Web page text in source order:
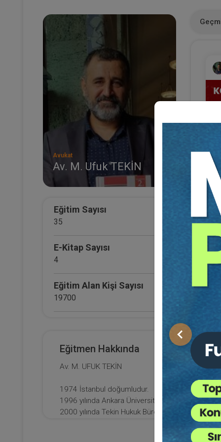
Önceki
Avukat
Av. M. Ufuk TEKİN
Eğitim Sayısı
35
E-Kitap Sayısı
4
Eğitim Alan Kişi Sayısı
19700
Makale Sayısı
TL
Eğitmen Hakkında
Av. M. UFUK TEKİN
1974 İstanbul doğumludur.
1996 yılında Ankara Üniversitesi Hukuk
2000 yılında Tekin Hukuk Bürosunu kurdu ve
İstanbul Barosu "Meslek İçi Eğitim Merkezi" ile